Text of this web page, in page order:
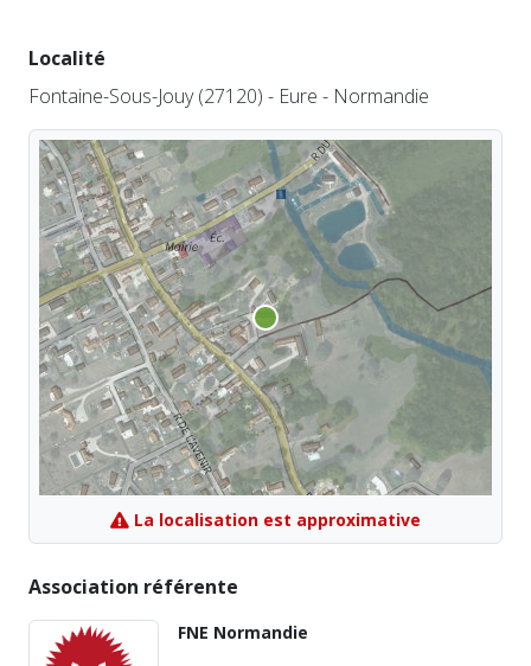
Localité
Fontaine-Sous-Jouy (27120) - Eure - Normandie
La localisation est approximative
Association référente
FNE Normandie